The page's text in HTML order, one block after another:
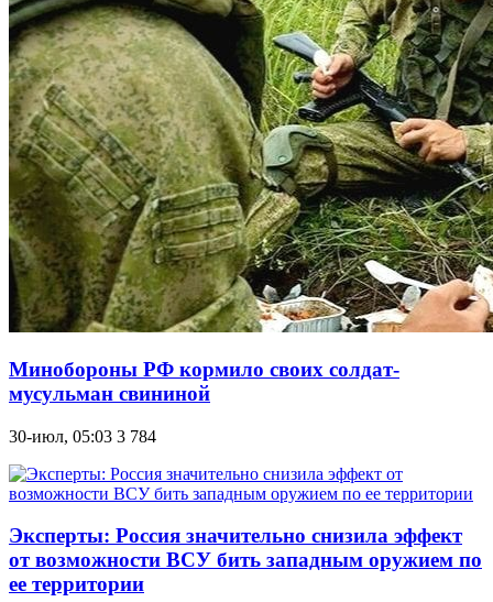
Минобороны РФ кормило своих солдат-
мусульман свининой
30-июл, 05:03 3 784
Эксперты: Россия значительно снизила эффект
от возможности ВСУ бить западным оружием по
ее территории